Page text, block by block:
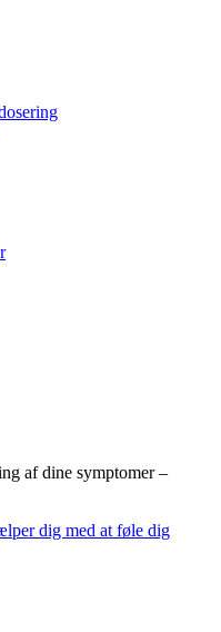
af dine symptomer –
dig med at føle dig